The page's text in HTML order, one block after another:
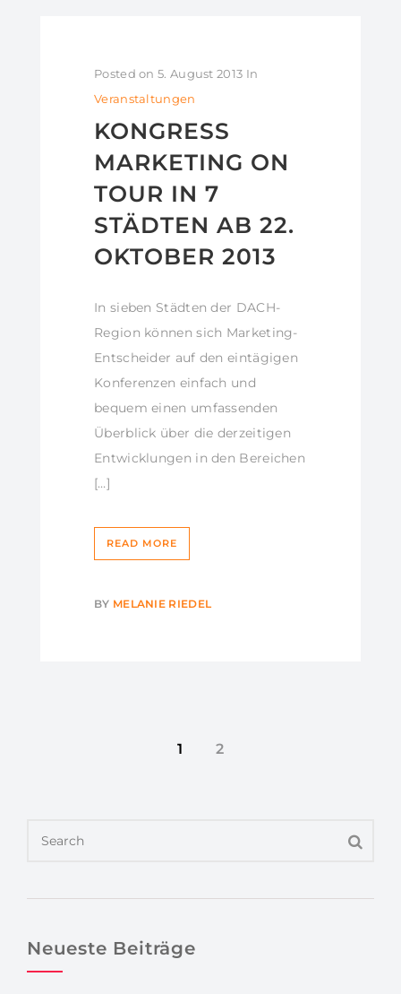
Posted on 5. August 2013 In
Veranstaltungen
KONGRESS
MARKETING ON
TOUR IN 7
STÄDTEN AB 22.
OKTOBER 2013
In sieben Städten der DACH-
Region können sich Marketing-
Entscheider auf den eintägigen
Konferenzen einfach und
bequem einen umfassenden
Überblick über die derzeitigen
Entwicklungen in den Bereichen
[…]
READ MORE
BY MELANIE RIEDEL
1 2
Neueste Beiträge